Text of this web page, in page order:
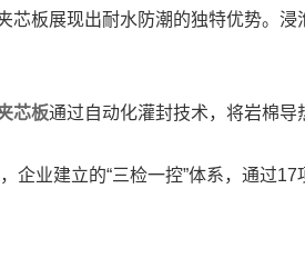
芯板展现出耐水防潮的独特优势。
芯板通过自动化灌封技术，将岩棉导
企业建立的“三检一控”体系，通过